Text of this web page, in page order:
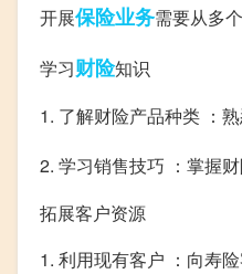
开展保险业务需要从多
学习财险知识
1. 了解财险产品种类 ：
2. 学习销售技巧 ：掌握
拓展客户资源
1. 利用现有客户 ：向寿